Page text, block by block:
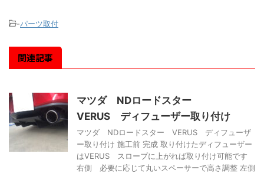
-パーツ取付
関連記事
マツダ NDロードスター
VERUS ディフューザー取り付け
マツダ NDロードスター VERUS ディフューザ
ー取り付け 施工前 完成 取り付けたディフューザー
はVERUS スロープに上がれば取り付け可能です
右側 必要に応じて丸いスペーサーで高さ調整 左側